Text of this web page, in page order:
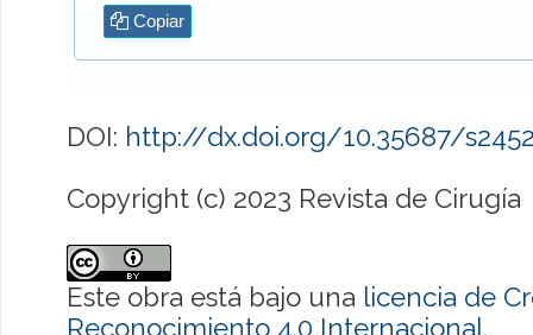
Copiar
DOI: http://dx.doi.org/10.35687/
Copyright (c) 2023 Revista de Cirugía
Este obra está bajo una licencia de
Reconocimiento 4.0 Internacional.